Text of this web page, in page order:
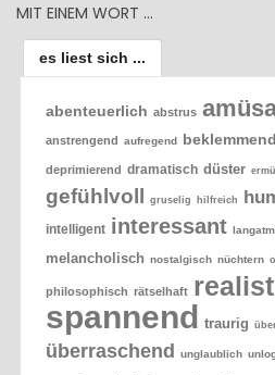
MIT EINEM WORT …
es liest sich ...
abenteuerlich abstrus
anstrengend aufregend beklemmend
deprimierend dramatisch düster
gefühlvoll gruselig hilfreich
intelligent interessant
melancholisch nostalgisch nüchtern
philosophisch rätselhaft
spannend traurig
überraschend unglaublich